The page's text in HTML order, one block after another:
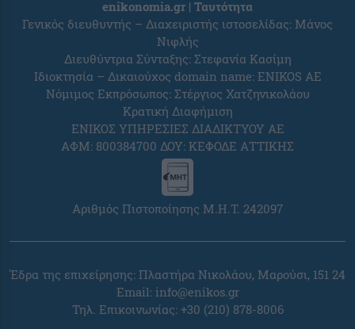
enikonomia.gr | Ταυτότητα
Γενικός διευθυντής – Διαχειριστής ιστοσελίδας: Μάνος
Νιφλής
Διευθύντρια Σύνταξης: Στεφανία Κασίμη
Ιδιοκτησία – Δικαιούχος domain name: ENIKOS AE
Νόμιμος Εκπρόσωπος: Στέργιος Χατζηνικολάου
Κρατική Διαφήμιση
ΕΝΙΚΟΣ ΥΠΗΡΕΣΙΕΣ ΔΙΑΔΙΚΤΥΟΥ ΑΕ
ΑΦΜ: 800384700 ΔΟΥ: ΚΕΦΟΔΕ ΑΤΤΙΚΗΣ
Αριθμός Πιστοποίησης Μ.Η.Τ. 242097
Έδρα της επιχείρησης: Πλαστήρα Νικολάου, Μαρούσι, 151 24
Email: info@enikos.gr
Τηλ. Επικοινωνίας: +30 (210) 878-8006